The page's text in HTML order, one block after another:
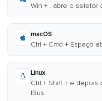
Win + . abre o seletor
macOS
Ctrl + Cmd + Espaço
Linux
Ctrl + Shift + e
IBus